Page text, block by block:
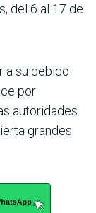
del 6 al 17 de
a su debido
por
autoridades
grandes